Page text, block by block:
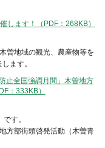
します！（PDF：268KB）
曽地域の観光、農産物等を
ます。
止全国強調月間」木曽地方
：333KB）
す。
方部街頭啓発活動（木曽青